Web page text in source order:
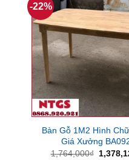
-22%
Bàn Gỗ 1M2 Hình
Giá Xưởng
1,764,000₫ Giá